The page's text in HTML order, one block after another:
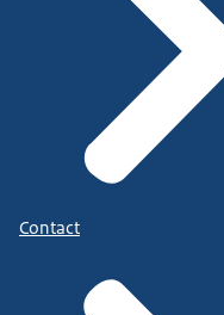
Contact